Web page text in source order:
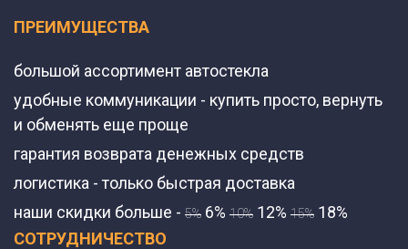
ПРЕИМУЩЕСТВА
большой ассортимент автостекла
удобные коммуникации - купить просто, вернуть
и обменять еще проще
гарантия возврата денежных средств
логистика - только быстрая доставка
наши скидки больше - 5% 6% 10% 12% 15% 18%
СОТРУДНИЧЕСТВО